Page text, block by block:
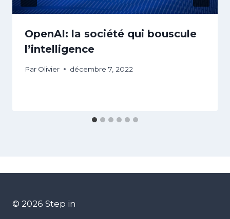
OpenAI: la société qui bouscule
l’intelligence
Par Olivier décembre 7, 2022
© 2026 Step in